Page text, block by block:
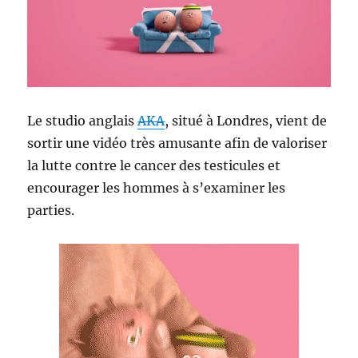
Le studio anglaisAKA, situé à Londres, vient de
sortir une vidéo très amusante afin de valoriser
la lutte contre le cancer des testicules et
encourager les hommes à s’examiner les
parties.